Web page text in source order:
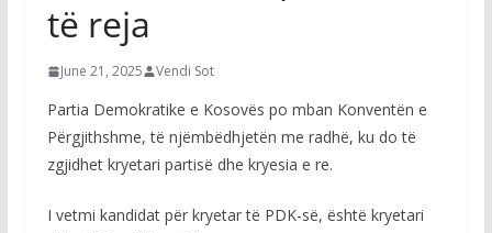
të reja
June 21, 2025 Vendi Sot
Partia Demokratike e Kosovës po mban Konventën e
Përgjithshme, të njëmbëdhjetën me radhë, ku do të
zgjidhet kryetari partisë dhe kryesia e re.
I vetmi kandidat për kryetar të PDK-së, është kryetari